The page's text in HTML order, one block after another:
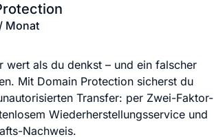
Monat
wert als du denkst – und ein falscher
Mit Domain Protection sicherst du
Transfer: per Zwei-Faktor-
Wiederherstellungsservice und
Nachweis.